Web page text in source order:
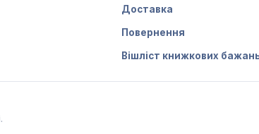
Доставка
Повернення
Вішліст книжкових